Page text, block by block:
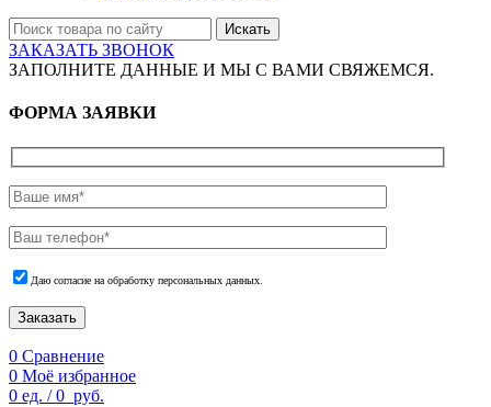
Искать
ЗАКАЗАТЬ ЗВОНОК
ЗАПОЛНИТЕ ДАННЫЕ И МЫ С ВАМИ СВЯЖЕМСЯ.
ФОРМА ЗАЯВКИ
Даю согласие на обработку персональных данных.
Заказать
0 Сравнение
0 Моё избранное
0 ед. / 0 руб.